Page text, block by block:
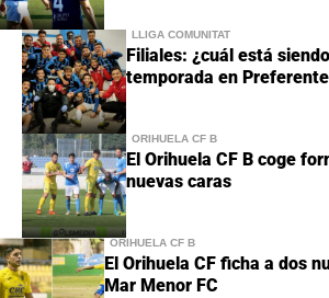
LLIGA COMUNITAT
Filiales: ¿cuál está
temporada en
ORIHUELA CF B
El Orihuela CF B coge
nuevas caras
ORIHUELA CF B
El Orihuela CF ficha a dos
Mar Menor FC